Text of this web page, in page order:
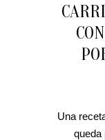
Una
queda